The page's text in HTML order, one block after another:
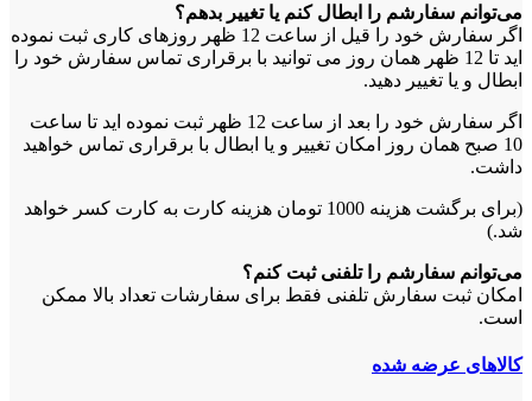
می‌‏توانم سفارشم را ابطال کنم یا تغییر بدهم؟
اگر سفارش خود را قیل از ساعت 12 ظهر روزهای کاری ثبت نموده
اید تا 12 ظهر همان روز می توانید با برقراری تماس سفارش خود را
ابطال و یا تغییر دهید.
اگر سفارش خود را بعد از ساعت 12 ظهر ثبت نموده اید تا ساعت
10 صبح همان روز امکان تغییر و یا ابطال با برقراری تماس خواهید
داشت.
(برای برگشت هزینه 1000 تومان هزینه کارت به کارت کسر خواهد
شد.)
می‏‌توانم سفارشم را تلفنی ثبت کنم؟
امکان ثبت سفارش تلفنی فقط برای سفارشات تعداد بالا ممکن
است.
کالاهای عرضه شده